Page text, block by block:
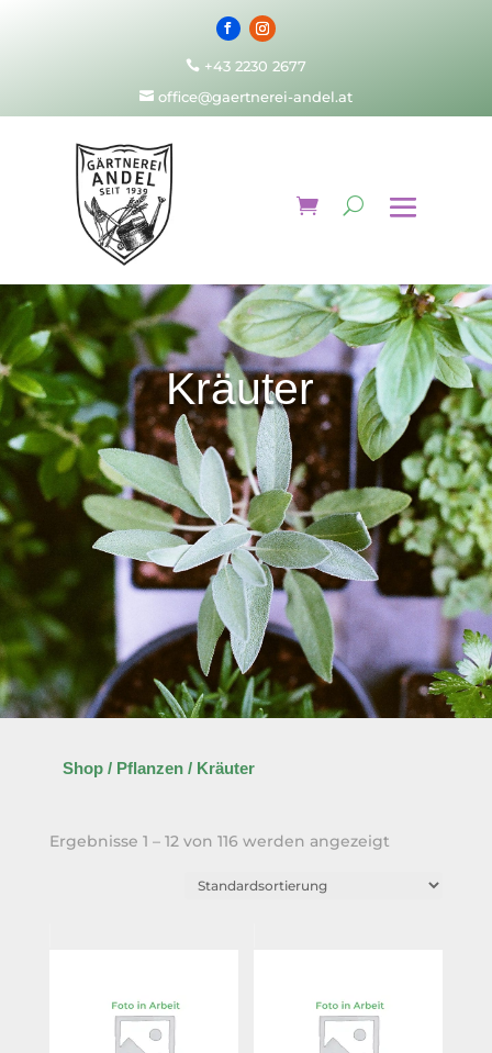
 +43 2230 2677
office@gaertnerei-andel.at
Kräuter
Shop/ Pflanzen/ Kräuter
Ergebnisse 1 – 12 von 116 werden angezeigt